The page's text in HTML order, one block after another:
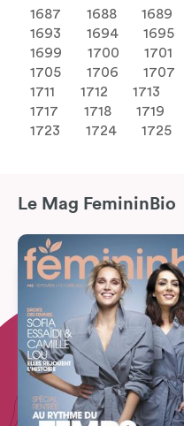
1687
1688 1689
1693
1694 1695
1699
1700 1701
1705
1706 1707
1711
1712 1713
1717
1718 1719
1723
1724 1725
Le Mag FemininBio